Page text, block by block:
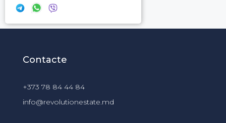
Contacte
+373 78 84 44 84
info@revolutionestate.md